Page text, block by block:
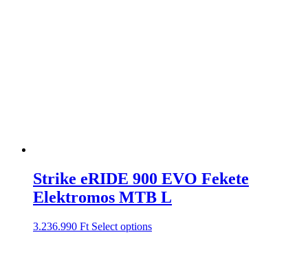
Strike eRIDE 900 EVO Fekete
Elektromos MTB L
3.236.990 Ft Select options